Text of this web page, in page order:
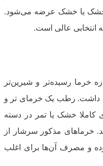
خشک یا خشک عرضه می‌شود.
انتخابی عالی است.
خرما رسیده‌تر و شیرین‌تر
داشت. رطب یک خرمای تر و
کاملا خشک یا تمر در دسته
خرماهای مذکور سرشار از
و مصرف آن‌ها برای اغلب